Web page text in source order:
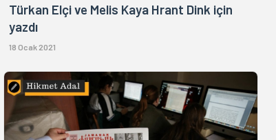
Türkan Elçi ve Melis Kaya Hrant Dink için
yazdı
18 Ocak 2021